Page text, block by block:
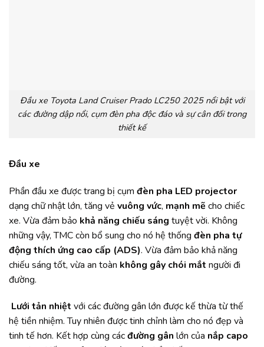
Đầu xe Toyota Land Cruiser Prado LC250 2025 nổi bật với
các đường dập nổi, cụm đèn pha độc đáo và sự cân đối trong
thiết kế
Đầu xe
Phần đầu xe được trang bị cụm đèn pha LED projector
dạng chữ nhật lớn, tăng vẻ vuông vức, mạnh mẽ cho chiếc
xe. Vừa đảm bảo khả năng chiếu sáng tuyệt vời. Không
những vậy, TMC còn bổ sung cho nó hệ thống đèn pha tự
động thích ứng cao cấp (ADS). Vừa đảm bảo khả năng
chiếu sáng tốt, vừa an toàn không gây chói mắt người đi
đường.
Lưới tản nhiệt với các đường gân lớn được kế thừa từ thế
hệ tiền nhiệm. Tuy nhiên được tinh chỉnh làm cho nó đẹp và
tinh tế hơn. Kết hợp cùng cácđường gân lớn của nắp capo